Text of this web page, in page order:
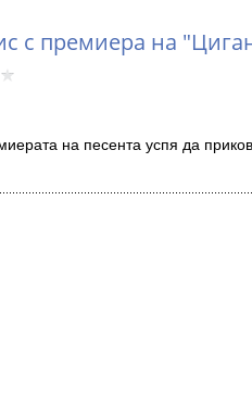
с премиера на
на песента успя да